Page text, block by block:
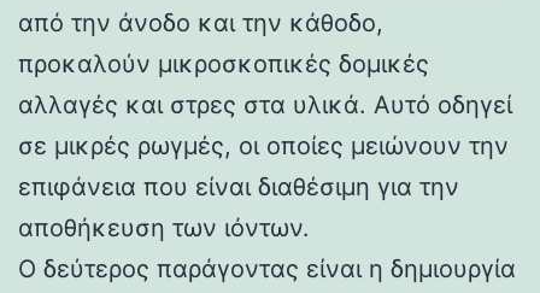
από την άνοδο και την κάθοδο,
προκαλούν μικροσκοπικές δομικές
αλλαγές και στρες στα υλικά. Αυτό οδηγεί
σε μικρές ρωγμές, οι οποίες μειώνουν την
επιφάνεια που είναι διαθέσιμη για την
αποθήκευση των ιόντων.
Ο δεύτερος παράγοντας είναι η δημιουργία